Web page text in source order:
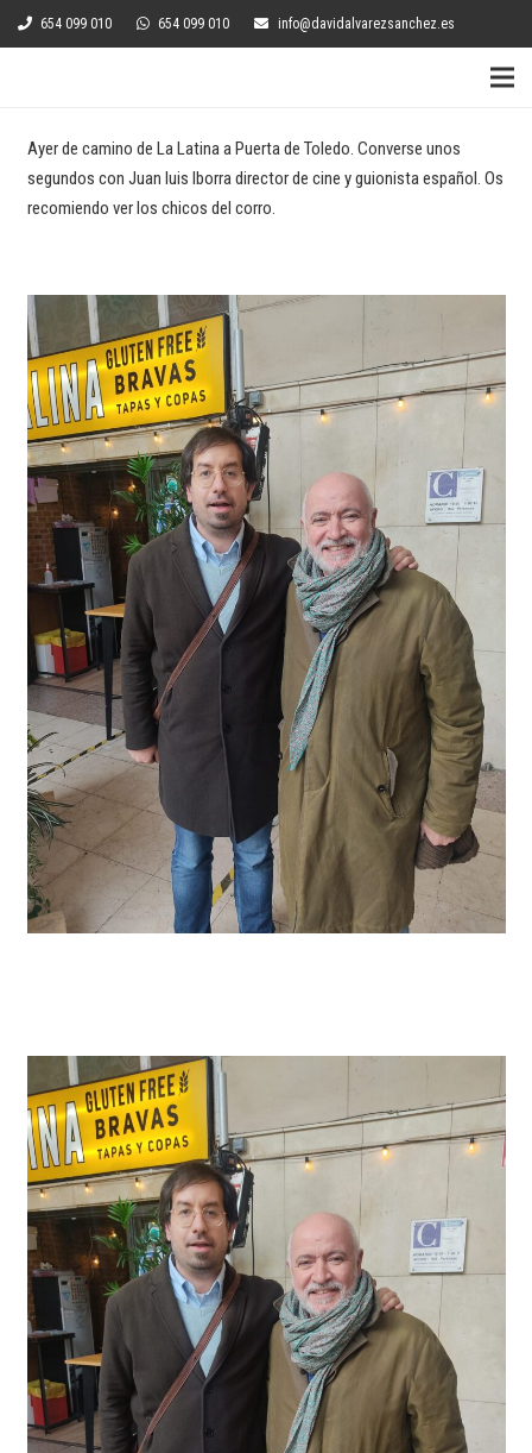
654 099 010 654 099 010 info@davidalvarezsanchez.es
Ayer de camino de La Latina a Puerta de Toledo. Converse unos
segundos con Juan luis Iborra director de cine y guionista español. Os
recomiendo ver los chicos del corro.